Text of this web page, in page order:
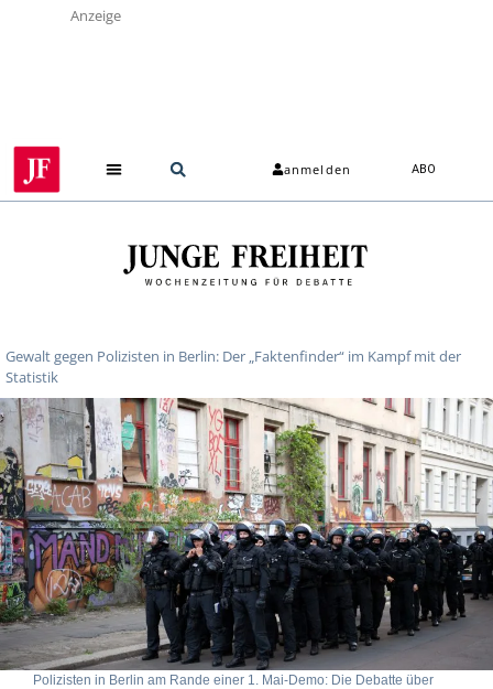
Anzeige
anmelden ABO
Gewalt gegen Polizisten in Berlin: Der „Faktenfinder“ im Kampf mit der
Statistik
Polizisten in Berlin am Rande einer 1. Mai-Demo: Die Debatte über